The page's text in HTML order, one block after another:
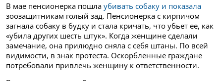
В мае пенсионерка пошла убивать собаку и показала
зоозащитникам голый зад. Пенсионерка с кирпичом
загнала собаку в будку и стала кричать, что убьет ее, как
«убила других шесть штук». Когда женщине сделали
замечание, она прилюдно сняла с себя штаны. По всей
видимости, в знак протеста. Оскорбленные граждане
потребовали привлечь женщину к ответственности.